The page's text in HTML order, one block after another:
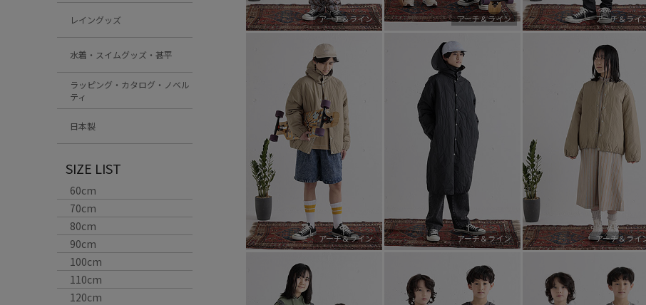
レイングッズ
水着・スイムグッズ・甚平
ラッピング・カタログ・ノベル
ティ
日本製
SIZE LIST
60cm
70cm
80cm
90cm
100cm
110cm
120cm
アーチ＆ライン アーチ＆ライン アーチ＆ライ
アーチ＆ライン アーチ＆ライン アーチ＆ライ